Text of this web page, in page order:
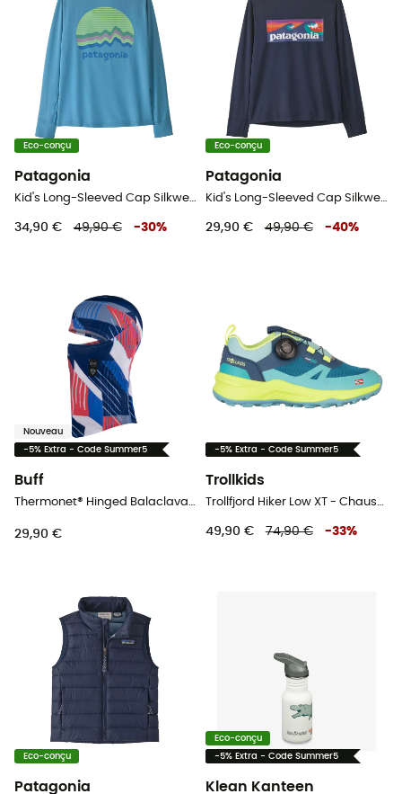
Eco-conçu
Patagonia
Kid's Long-Sleeved Cap Silkweight T-Shirt - T-shirt enfant
34,90 € 49,90 € -30%
Eco-conçu
Patagonia
Kid's Long-Sleeved Cap Silkweight T-Shirt - T-shirt enfant
29,90 € 49,90 € -40%
Nouveau
-5% Extra - Code Summer5
Buff
Thermonet® Hinged Balaclava - Cagoule enfant
29,90 €
-5% Extra - Code Summer5
Trollkids
Trollfjord Hiker Low XT - Chaussures randonnée enfant
49,90 € 74,90 € -33%
Eco-conçu
Patagonia
Eco-conçu
-5% Extra - Code Summer5
Klean Kanteen